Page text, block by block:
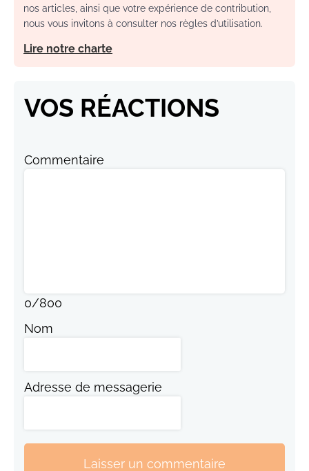
nos articles, ainsi que votre expérience de contribution,
nous vous invitons à consulter nos règles d’utilisation.
Lire notre charte
VOS RÉACTIONS
Commentaire
0/800
Nom
Adresse de messagerie
Laisser un commentaire